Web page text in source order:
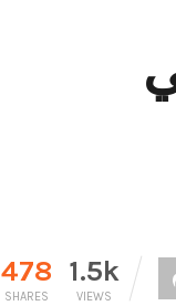
478
SHARES
1.5k
VIEWS